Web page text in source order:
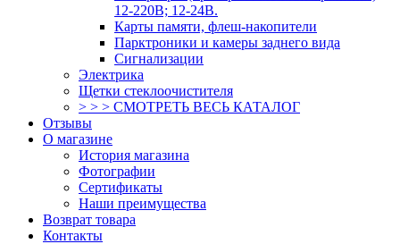
12-220В; 12-24В.
Карты памяти, флеш-накопители
Парктроники и камеры заднего вида
Сигнализации
Электрика
Щетки стеклоочистителя
> > > СМОТРЕТЬ ВЕСЬ КАТАЛОГ
Отзывы
О магазине
История магазина
Фотографии
Сертификаты
Наши преимущества
Возврат товара
Контакты